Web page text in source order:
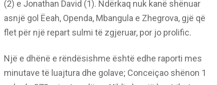
(2) e Jonathan David (1). Ndërkaq nuk kanë shënuar
asnjë gol Ëeah, Openda, Mbangula e Zhegrova, gjë që
flet për një repart sulmi të zgjeruar, por jo prolific.
Një e dhënë e rëndësishme është edhe raporti mes
minutave të luajtura dhe golave; Conceiçao shënon 1